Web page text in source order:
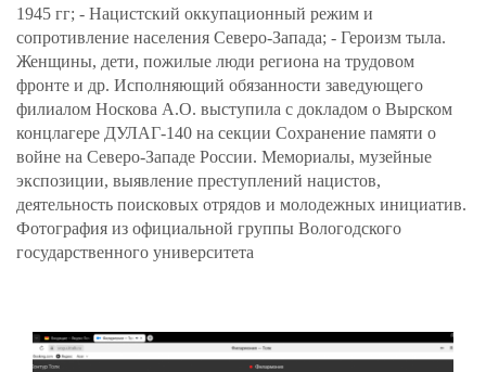
1945 гг; - Нацистский оккупационный режим и
сопротивление населения Северо-Запада; - Героизм тыла.
Женщины, дети, пожилые люди региона на трудовом
фронте и др. Исполняющий обязанности заведующего
филиалом Носкова А.О. выступила с докладом о Вырском
концлагере ДУЛАГ-140 на секции Сохранение памяти о
войне на Северо-Западе России. Мемориалы, музейные
экспозиции, выявление преступлений нацистов,
деятельность поисковых отрядов и молодежных инициатив.
Фотография из официальной группы Вологодского
государственного университета